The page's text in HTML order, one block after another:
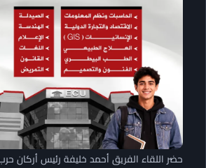
حضر اللقاء الفريق أحمد خليفة رئيس أركان